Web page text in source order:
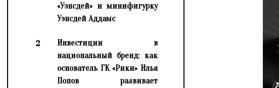
«Уэнсдей» и минифигурку
Уэнсдей Аддамс
2
Инвестиции в
национальный бренд: как
основатель ГК «Рики» Илья
Попов развивает